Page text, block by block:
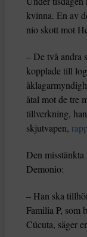
kvinna. En av
nio skott mot
– De två andra
kopplade till
åtal mot de tre
tillverkning,
skjutvapen,
Den
Demonio:
– Han ska
Familia P, som
Cúcuta, säger